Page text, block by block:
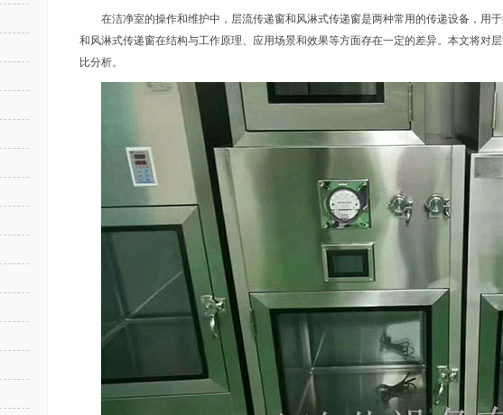
在洁净室的操作和维护中，层流传递窗和风淋式传递窗是两种常用的传递设备，用
和风淋式传递窗在结构与工作原理、应用场景和效果等方面存在一定的差异。本文将对
比分析。